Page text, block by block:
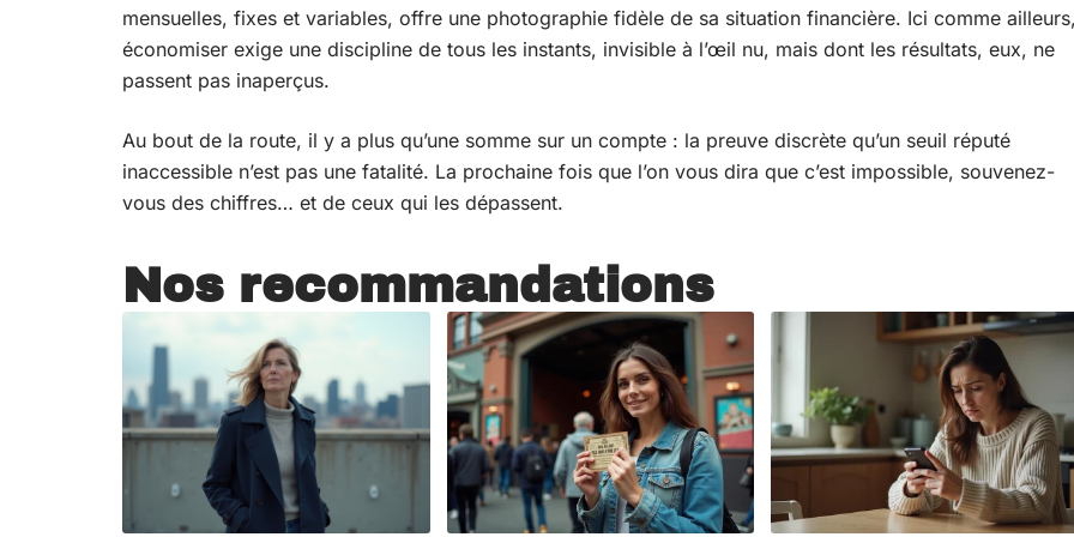
mensuelles, fixes et variables, offre une photographie fidèle de sa situation financière. Ici comme
économiser exige une discipline de tous les instants, invisible à l’œil nu, mais dont les résultats, eux, ne
passent pas inaperçus.
Au bout de la route, il y a plus qu’une somme sur un compte : la preuve discrète qu’un seuil réputé
inaccessible n’est pas une fatalité. La prochaine fois que l’on vous dira que c’est impossible, souvenez-
vous des chiffres… et de ceux qui les dépassent.
Nos recommandations